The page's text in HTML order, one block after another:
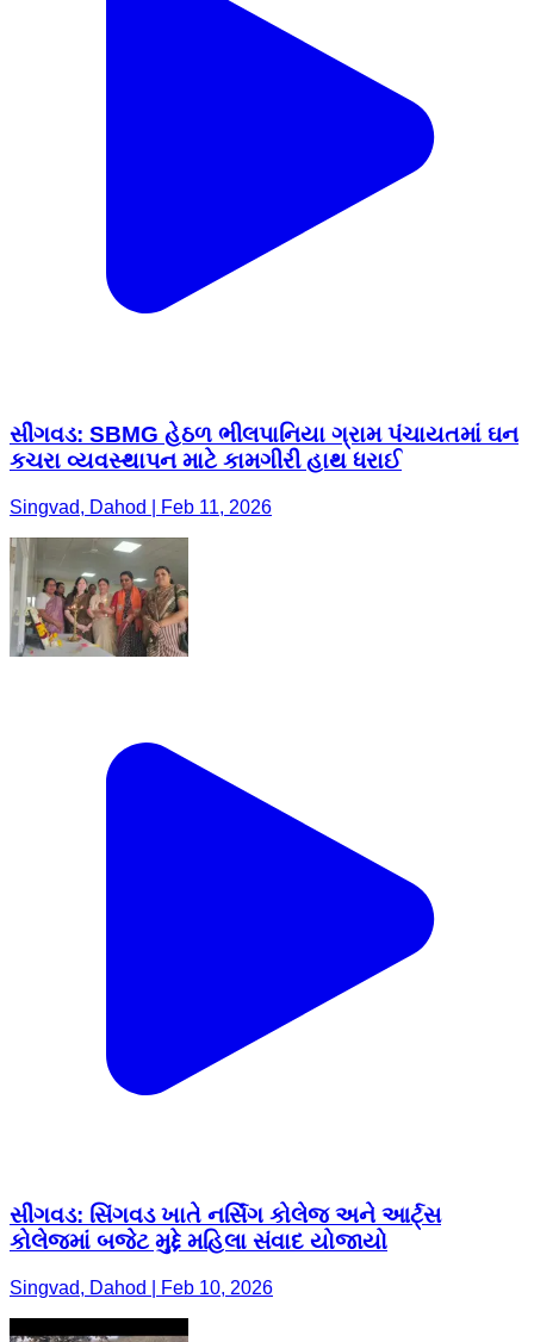
સીંગવડ: SBMG હેઠળ ભીલપાનિયા ગ્રામ પંચાયતમાં ઘન
કચરા વ્યવસ્થાપન માટે કામગીરી હાથ ધરાઈ
Singvad, Dahod | Feb 11, 2026
સીંગવડ: સિંગવડ ખાતે નર્સિંગ કોલેજ અને આર્ટ્સ
કોલેજમાં બજેટ મુદ્દે મહિલા સંવાદ યોજાયો
Singvad, Dahod | Feb 10, 2026